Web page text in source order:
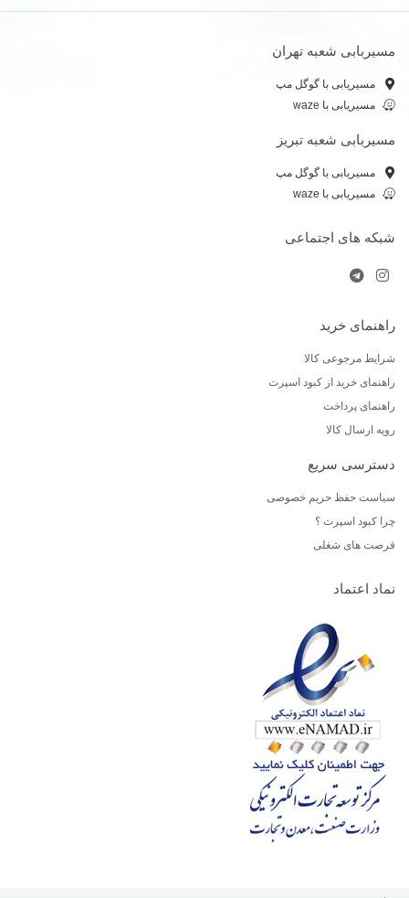
مسیربابی شعبه تهران
مسیریابی با گوگل مپ
مسیریابی با waze
مسیربابی شعبه تبریز
مسیریابی با گوگل مپ
مسیریابی با waze
شبکه های اجتماعی
راهنمای خرید
شرایط مرجوعی کالا
راهنمای خرید از کبود اسپرت
راهنمای پرداخت
رویه ارسال کالا
دسترسی سریع
سیاست حفظ حریم خصوصی
چرا کبود اسپرت ؟
فرصت های شغلی
نماد اعتماد